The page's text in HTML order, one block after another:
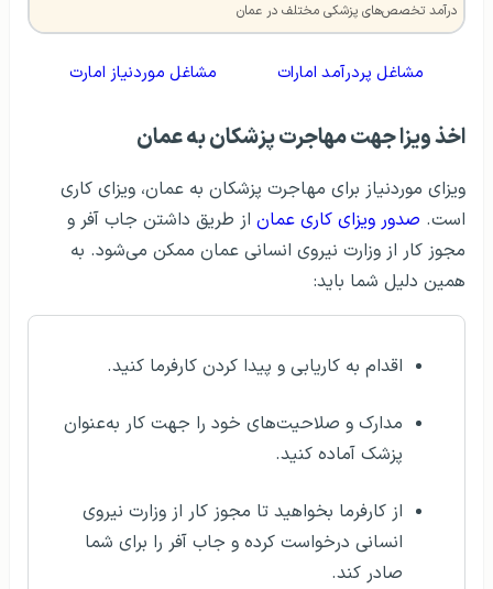
درآمد تخصص‌های پزشکی مختلف در عمان
مشاغل پردرآمد امارات مشاغل موردنیاز امارت
اخذ ویزا جهت مهاجرت پزشکان به عمان
ویزای موردنیاز برای مهاجرت پزشکان به عمان، ویزای کاری
است. صدور ویزای کاری عمان از طریق داشتن جاب آفر و
مجوز کار از وزارت نیروی انسانی عمان ممکن می‌شود. به
همین دلیل شما باید:
اقدام به کاریابی و پیدا کردن کارفرما کنید.
مدارک و صلاحیت‌های خود را جهت کار به‌عنوان
پزشک آماده کنید.
از کارفرما بخواهید تا مجوز کار از وزارت نیروی
انسانی درخواست کرده و جاب آفر را برای شما
صادر کند.